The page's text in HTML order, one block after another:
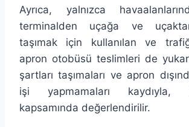
Ayrıca, yalnızca
terminalden uçağa ve
taşımak için kullanılan ve
apron otobüsü teslimleri de
şartları taşımaları ve apron
işi yapmamaları
kapsamında değerlendirilir.